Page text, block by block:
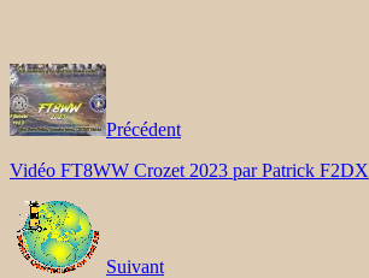
Précédent
Vidéo FT8WW Crozet 2023 par Patrick F2DX
Suivant